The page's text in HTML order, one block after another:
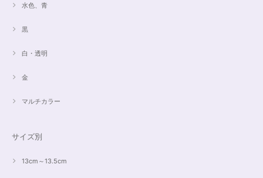
水色、青
黒
白・透明
金
マルチカラー
サイズ別
13cm～13.5cm